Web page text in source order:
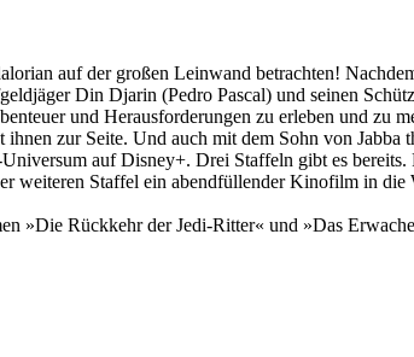
auf der großen Leinwand betrachten!
Din Djarin (Pedro Pascal) und seinen
und Herausforderungen zu erleben und zu
zur Seite. Und auch mit dem Sohn von
auf Disney+. Drei Staffeln gibt es
weiteren Staffel ein abendfüllender Kinofilm in
»Die Rückkehr der Jedi-Ritter« und »Das